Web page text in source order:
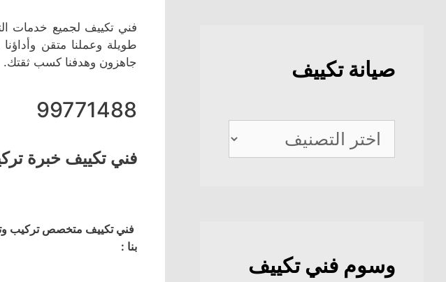
فني تكييف لجميع خدمات
طويلة وعملنا متقن
جاهزون وهدفنا كسب ثقتك.
99771488
فني تكييف خبرة
فني تكييف متخصص تركيب
بنا :
صيانة تكييف
صيانة
تكييف
وسوم فني تكييف